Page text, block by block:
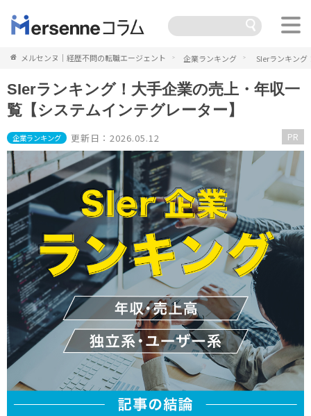
メルセンヌ｜経歴不問の転職エージェント 企業ランキング SIerランキン
SIerランキング！大手企業の売上・年収一
覧【システムインテグレーター】
企業ランキング 更新日：2026.05.12 PR